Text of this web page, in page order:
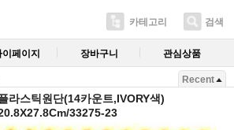
카테고리 검색
이페이지 장바구니 관심상품
Recent
라스틱원단(14카운트,IVORY색)
33275-23